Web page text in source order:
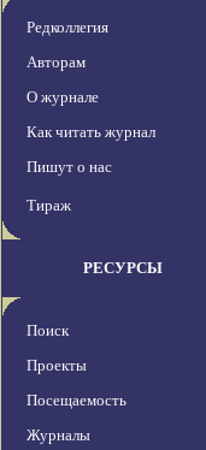
Редколлегия
Авторам
О журнале
Как читать журнал
Пишут о нас
Тираж
РЕСУРСЫ
Поиск
Проекты
Посещаемость
Журналы